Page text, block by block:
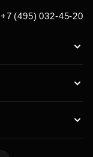
+7 (495) 032-45-20